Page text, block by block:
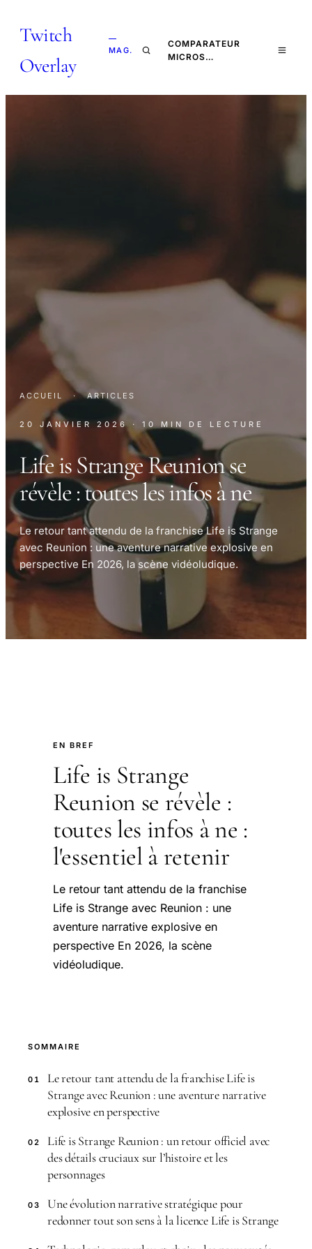
Twitch
Overlay
—
MAG.
COMPARATEUR
MICROS…
ACCUEIL · ARTICLES
20 JANVIER 2026 · 10 MIN DE LECTURE
Life is Strange Reunion se
révèle : toutes les infos à ne
Le retour tant attendu de la franchise Life is Strange
avec Reunion : une aventure narrative explosive en
perspective En 2026, la scène vidéoludique.
EN BREF
Life is Strange
Reunion se révèle :
toutes les infos à ne :
l'essentiel à retenir
Le retour tant attendu de la franchise
Life is Strange avec Reunion : une
aventure narrative explosive en
perspective En 2026, la scène
vidéoludique.
SOMMAIRE
01
Le retour tant attendu de la franchise Life is
Strange avec Reunion : une aventure narrative
explosive en perspective
02
Life is Strange Reunion : un retour officiel avec
des détails cruciaux sur l’histoire et les
personnages
03
Une évolution narrative stratégique pour
redonner tout son sens à la licence Life is Strange